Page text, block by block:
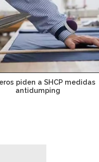
piden a SHCP medidas
antidumping